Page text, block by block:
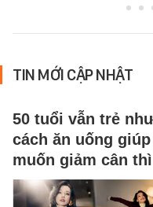
TIN MỚI CẬP NHẬT
50 tuổi vẫn trẻ
cách ăn uống
muốn giảm cân